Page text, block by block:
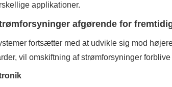
applikationer.
afgørende for
fortsætter med at udvikle sig mod
vil omskiftning af strømforsyninger